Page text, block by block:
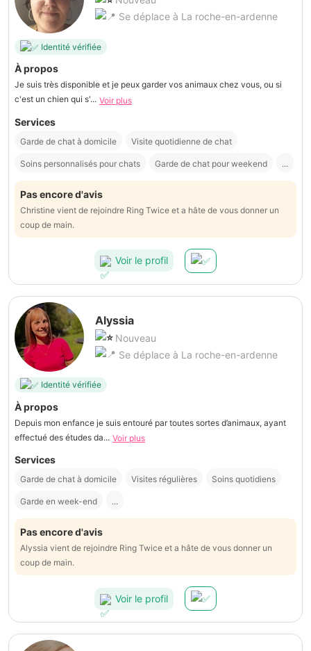
Se déplace à La roche-en-ardenne
Identité vérifiée
À propos
Je suis très disponible et je peux garder vos animaux chez vous, ou si
c'est un chien qui s'... Voir plus
Services
Garde de chat à domicile Visite quotidienne de chat
Soins personnalisés pour chats Garde de chat pour weekend ...
Pas encore d'avis
Christine vient de rejoindre Ring Twice et a hâte de vous donner un
coup de main.
Voir le profil
Alyssia
Nouveau
Se déplace à La roche-en-ardenne
Identité vérifiée
À propos
Depuis mon enfance je suis entouré par toutes sortes d’animaux, ayant
effectué des études da... Voir plus
Services
Garde de chat à domicile Visites régulières Soins quotidiens
Garde en week-end ...
Pas encore d'avis
Alyssia vient de rejoindre Ring Twice et a hâte de vous donner un
coup de main.
Voir le profil